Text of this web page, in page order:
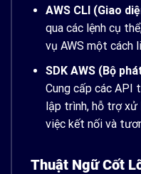
AWS CLI (Giao
qua các lệnh cụ
vụ AWS một cách
SDK AWS (Bộ
Cung cấp các API
lập trình, hỗ trợ xử
việc kết nối và
Thuật Ngữ Cốt